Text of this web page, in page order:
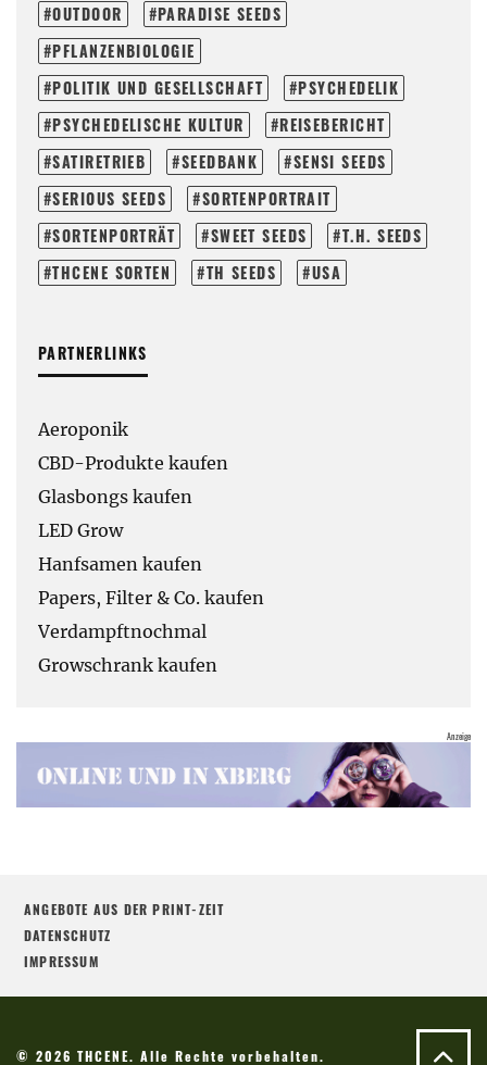
OUTDOOR
PARADISE SEEDS
PFLANZENBIOLOGIE
POLITIK UND GESELLSCHAFT
PSYCHEDELIK
PSYCHEDELISCHE KULTUR
REISEBERICHT
SATIRETRIEB
SEEDBANK
SENSI SEEDS
SERIOUS SEEDS
SORTENPORTRAIT
SORTENPORTRÄT
SWEET SEEDS
T.H. SEEDS
THCENE SORTEN
TH SEEDS USA
PARTNERLINKS
Aeroponik
CBD-Produkte kaufen
Glasbongs kaufen
LED Grow
Hanfsamen kaufen
Papers, Filter & Co. kaufen
Verdampftnochmal
Growschrank kaufen
ANGEBOTE AUS DER PRINT-ZEIT
DATENSCHUTZ
IMPRESSUM
© 2026 THCENE. Alle Rechte vorbehalten.